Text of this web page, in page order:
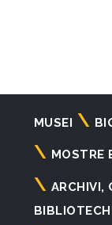
MUSEI
MOSTRE
ARCHIVI,